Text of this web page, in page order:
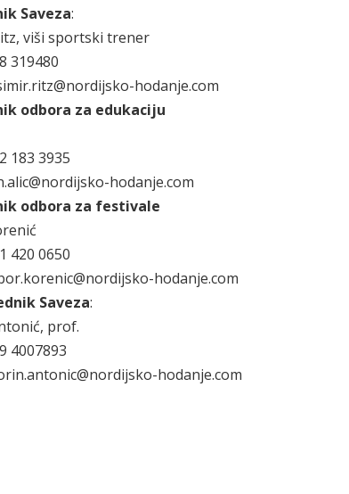
Saveza:
viši sportski trener
319480
hodanje.com
odbora za edukaciju
183 3935
hodanje.com
odbora za festivale
420 0650
hodanje.com
Saveza:
prof.
4007893
hodanje.com